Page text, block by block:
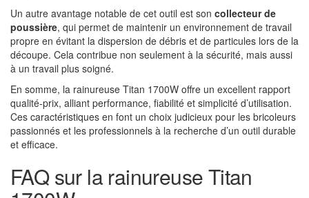
Un autre avantage notable de cet outil est son collecteur de
poussière, qui permet de maintenir un environnement de travail
propre en évitant la dispersion de débris et de particules lors de la
découpe. Cela contribue non seulement à la sécurité, mais aussi
à un travail plus soigné.
En somme, la rainureuse Titan 1700W offre un excellent rapport
qualité-prix, alliant performance, fiabilité et simplicité d’utilisation.
Ces caractéristiques en font un choix judicieux pour les bricoleurs
passionnés et les professionnels à la recherche d’un outil durable
et efficace.
FAQ sur la rainureuse Titan